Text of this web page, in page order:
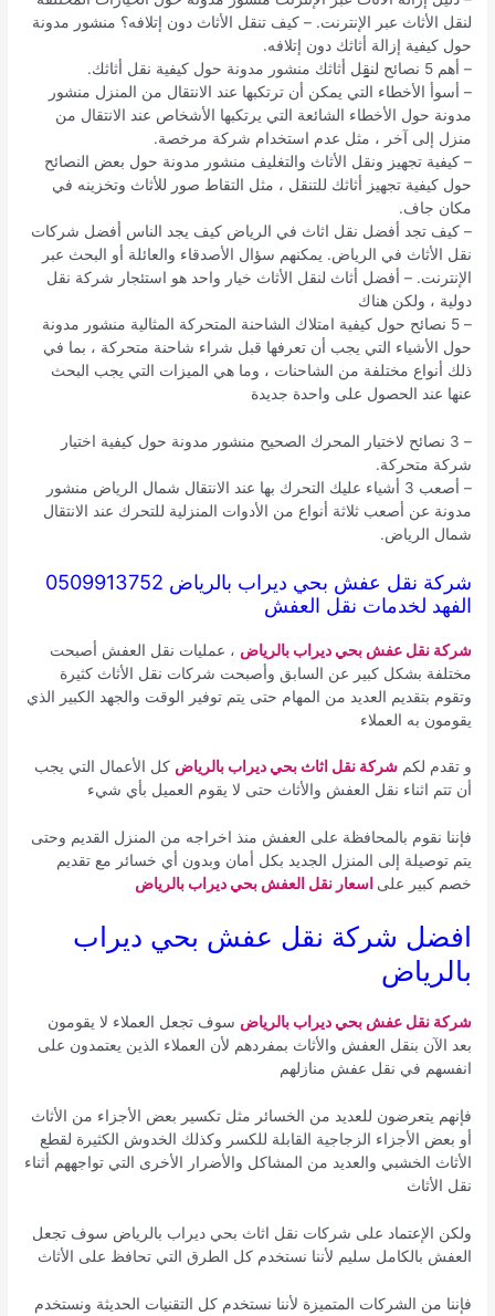
لنقل الأثاث عبر الإنترنت. – كيف تنقل الأثاث دون إتلافه؟ منشور مدونة
حول كيفية إزالة أثاثك دون إتلافه.
– أهم 5 نصائح لنقِِِِِِِِِِِِِِِِِل أثاثك منشور مدونة حول كيفية نقل أثاثك.
– أسوأ الأخطاء التي يمكن أن ترتكبها عند الانتقال من المنزل منشور
مدونة حول الأخطاء الشائعة التي يرتكبها الأشخاص عند الانتقال من
منزل إلى آخر ، مثل عدم استخدام شركة مرخصة.
– كيفية تجهيز ونقل الأثاث والتغليف منشور مدونة حول بعض النصائح
حول كيفية تجهيز أثاثك للتنقل ، مثل التقاط صور للأثاث وتخزينه في
مكان جاف.
– كيف تجد أفضل نقل اثاث في الرياض كيف يجد الناس أفضل شركات
نقل الأثاث في الرياض. يمكنهم سؤال الأصدقاء والعائلة أو البحث عبر
الإنترنت. – أفضل أثاث لنقل الأثاث خيار واحد هو استئجار شركة نقل
دولية ، ولكن هناك
– 5 نصائح حول كيفية امتلاك الشاحنة المتحركة المثالية منشور مدونة
حول الأشياء التي يجب أن تعرفها قبل شراء شاحنة متحركة ، بما في
ذلك أنواع مختلفة من الشاحنات ، وما هي الميزات التي يجب البحث
عنها عند الحصول على واحدة جديدة
– 3 نصائح لاختيار المحرك الصحيح منشور مدونة حول كيفية اختيار
شركة متحركة.
– أصعب 3 أشياء عليك التحرك بها عند الانتقال شمال الرياض منشور
مدونة عن أصعب ثلاثة أنواع من الأدوات المنزلية للتحرك عند الانتقال
شمال الرياض.
شركة نقل عفش بحي ديراب بالرياض 0509913752
الفهد لخدمات نقل العفش
شركة نقل عفش بحي ديراب بالرياض ، عمليات نقل العفش أصبحت
مختلفة بشكل كبير عن السابق وأصبحت شركات نقل الأثاث كثيرة
وتقوم بتقديم العديد من المهام حتى يتم توفير الوقت والجهد الكبير الذي
يقومون به العملاء
و تقدم لكمشركة نقل اثاث بحي ديراب بالرياض كل الأعمال التي يجب
أن تتم اثناء نقل العفش والأثاث حتى لا يقوم العميل بأي شيء
فإننا نقوم بالمحافظة على العفش منذ اخراجه من المنزل القديم وحتى
يتم توصيلة إلى المنزل الجديد بكل أمان وبدون أي خسائر مع تقديم
خصم كبير على اسعار نقل العفش بحي ديراب بالرياض
افضل شركة نقل عفش بحي ديراب
بالرياض
شركة نقل عفش بحي ديراب بالرياض سوف تجعل العملاء لا يقومون
بعد الآن بنقل العفش والأثاث بمفردهم لأن العملاء الذين يعتمدون على
انفسهم في نقل عفش منازلهم
فإنهم يتعرضون للعديد من الخسائر مثل تكسير بعض الأجزاء من الأثاث
أو بعض الأجزاء الزجاجية القابلة للكسر وكذلك الخدوش الكثيرة لقطع
الأثاث الخشبي والعديد من المشاكل والأضرار الأخرى التي تواجههم أثناء
نقل الأثاث
ولكن الإعتماد على شركات نقل اثاث بحي ديراب بالرياض سوف تجعل
العفش بالكامل سليم لأننا نستخدم كل الطرق التي تحافظ على الأثاث
فإننا من الشركات المتميزة لأننا نستخدم كل التقنيات الحديثة ونستخدم